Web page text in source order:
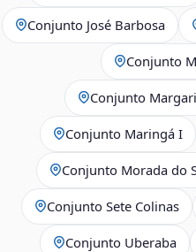
Conjunto José Barbosa
Conjunto
Conjunto
Conjunto Maringá I
Conjunto Morada do
Conjunto Sete Colinas
Conjunto Uberaba